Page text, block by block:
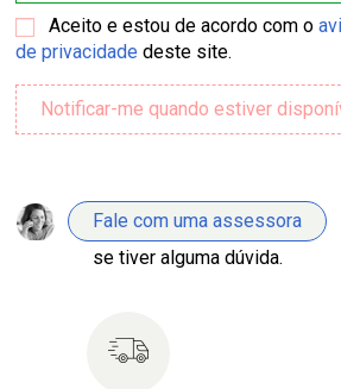
Aceito e estou de acordo com o
de privacidade deste site.
Fale com uma assessora
se tiver alguma dúvida.